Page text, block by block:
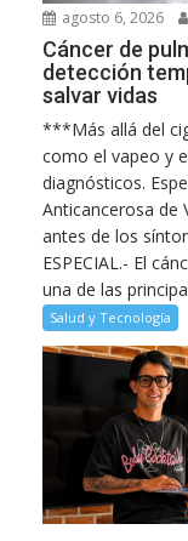
agosto 6, 2026
Cáncer de
detección
salvar vidas
***Más allá del
como el vapeo y
diagnósticos.
Anticancerosa de
antes de los
ESPECIAL.- El
una de las
Salud y Tecnología